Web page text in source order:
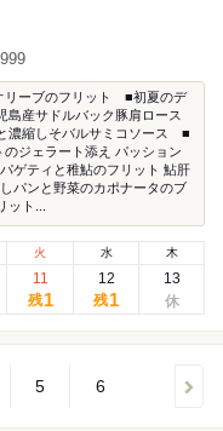
リーブのフリット ■初夏のデ
産サドルバック豚肩ロース
濃縮しそバルサミコソース ■
ジェラート添え パッション
ゲティと稚鮎のフリット 鮎肝
パンと野菜のカポナータのブ
ト...
火
11
残1
水
12
残1
木
13
5 6